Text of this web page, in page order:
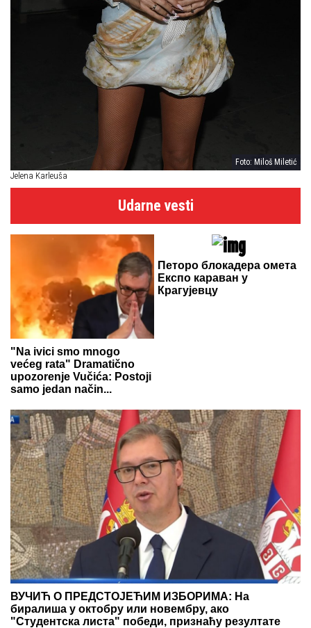
Foto: Miloš Miletić
Jelena Karleuša
Udarne vesti
"Na ivici smo mnogo
većeg rata" Dramatično
upozorenje Vučića: Postoji
samo jedan način...
Петоро блокадера омета
Експо караван у
Крагујевцу
ВУЧИЋ О ПРЕДСТОЈЕЋИМ ИЗБОРИМА: На
биралиша у октобру или новембру, ако
"Студентска листа" победи, признаћу резултате